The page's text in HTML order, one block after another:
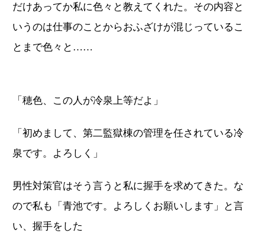
だけあってか私に色々と教えてくれた。その内容と
いうのは仕事のことからおふざけが混じっているこ
とまで色々と……
「穂色、この人が冷泉上等だよ」
「初めまして、第二監獄棟の管理を任されている冷
泉です。よろしく」
男性対策官はそう言うと私に握手を求めてきた。な
ので私も「青池です。よろしくお願いします」と言
い、握手をした